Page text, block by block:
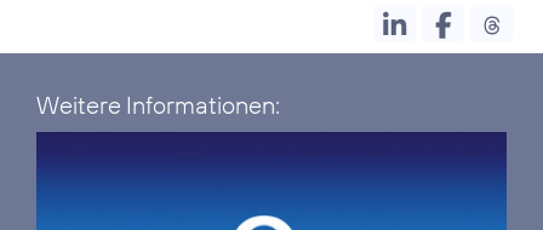
Weitere Informationen: